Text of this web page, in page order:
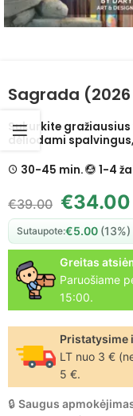
Sagrada
Sukurkite
dėliodami
30-45 min.
1-4
€39.00 €34.00
Sutaupote:€5.00 (13%)
Greitas
Paruošiame
15:00.
Pristatysime
LT nuo 3 €
5 €.
🔒 Saugus